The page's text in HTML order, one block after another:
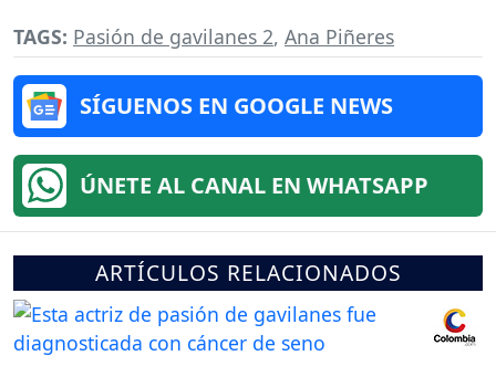
TAGS: Pasión de gavilanes 2, Ana Piñeres
SÍGUENOS EN GOOGLE NEWS
ÚNETE AL CANAL EN WHATSAPP
ARTÍCULOS RELACIONADOS